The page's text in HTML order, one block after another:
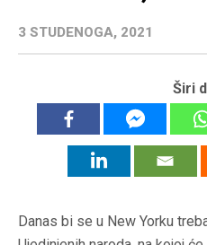
3 STUDENOGA, 2021
Širi
Danas bi se u New Yorku